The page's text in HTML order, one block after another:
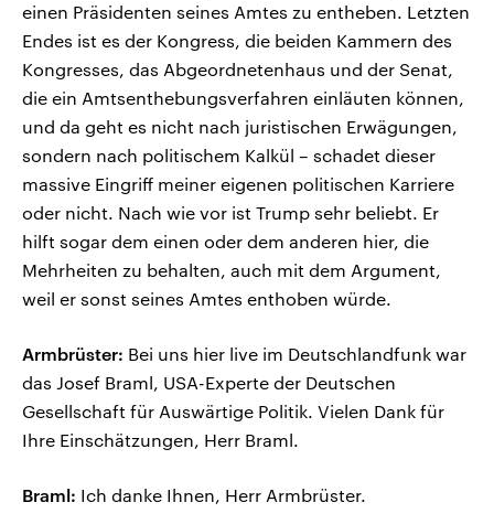
einen Präsidenten seines Amtes zu entheben. Letzten
Endes ist es der Kongress, die beiden Kammern des
Kongresses, das Abgeordnetenhaus und der Senat,
die ein Amtsenthebungsverfahren einläuten können,
und da geht es nicht nach juristischen Erwägungen,
sondern nach politischem Kalkül – schadet dieser
massive Eingriff meiner eigenen politischen Karriere
oder nicht. Nach wie vor ist Trump sehr beliebt. Er
hilft sogar dem einen oder dem anderen hier, die
Mehrheiten zu behalten, auch mit dem Argument,
weil er sonst seines Amtes enthoben würde.
Armbrüster: Bei uns hier live im Deutschlandfunk war
das Josef Braml, USA-Experte der Deutschen
Gesellschaft für Auswärtige Politik. Vielen Dank für
Ihre Einschätzungen, Herr Braml.
Braml: Ich danke Ihnen, Herr Armbrüster.